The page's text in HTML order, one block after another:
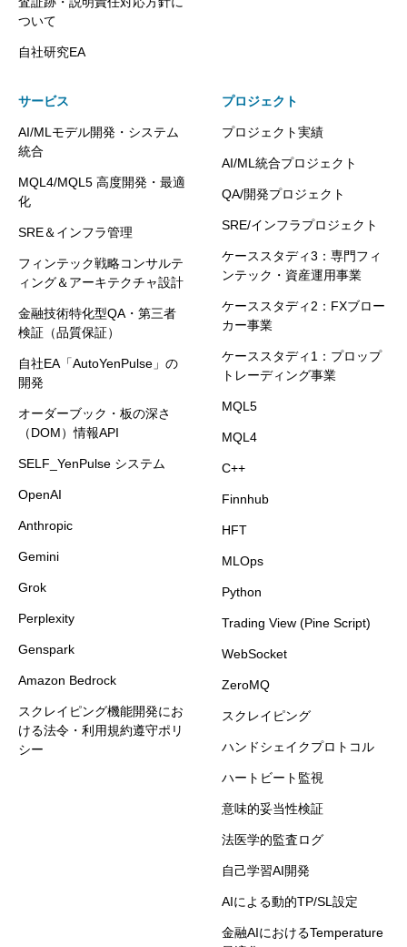
ついて
自社研究EA
サービス
AI/MLモデル開発・システム
統合
MQL4/MQL5 高度開発・最適
化
SRE＆インフラ管理
フィンテック戦略コンサルテ
ィング＆アーキテクチャ設計
金融技術特化型QA・第三者
検証（品質保証）
自社EA「AutoYenPulse」の
開発
オーダーブック・板の深さ
（DOM）情報API
SELF_YenPulse システム
OpenAI
Anthropic
Gemini
Grok
Perplexity
Genspark
Amazon Bedrock
スクレイピング機能開発にお
ける法令・利用規約遵守ポリ
シー
プロジェクト
プロジェクト実績
AI/ML統合プロジェクト
QA/開発プロジェクト
SRE/インフラプロジェクト
ケーススタディ3：専門フィ
ンテック・資産運用事業
ケーススタディ2：FXブロー
カー事業
ケーススタディ1：プロップ
トレーディング事業
MQL5
MQL4
C++
Finnhub
HFT
MLOps
Python
Trading View (Pine Script)
WebSocket
ZeroMQ
スクレイピング
ハンドシェイクプロトコル
ハートビート監視
意味的妥当性検証
法医学的監査ログ
自己学習AI開発
AIによる動的TP/SL設定
金融AIにおけるTemperature